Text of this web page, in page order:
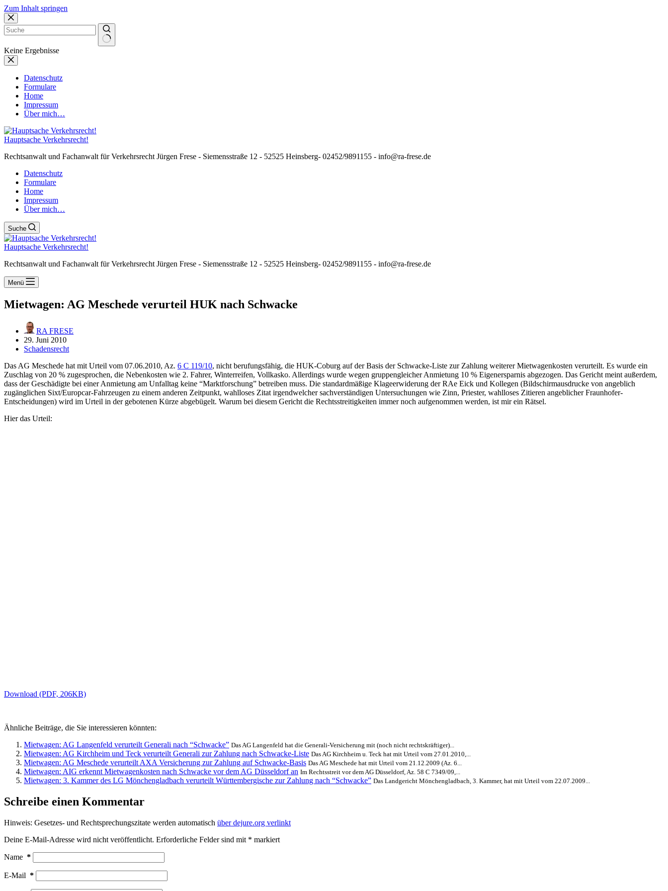
Zum Inhalt springen
Keine Ergebnisse
Datenschutz
Formulare
Home
Impressum
Über mich…
Hauptsache Verkehrsrecht!
Rechtsanwalt und Fachanwalt für Verkehrsrecht Jürgen Frese - Siemensstraße 12 - 52525 Heinsberg- 02452/9891155 - info@ra-frese.de
Datenschutz
Formulare
Home
Impressum
Über mich…
Suche
Hauptsache Verkehrsrecht!
Rechtsanwalt und Fachanwalt für Verkehrsrecht Jürgen Frese - Siemensstraße 12 - 52525 Heinsberg- 02452/9891155 - info@ra-frese.de
Menü
Mietwagen: AG Meschede verurteil HUK nach Schwacke
RA FRESE
29. Juni 2010
Schadensrecht
Das AG Meschede hat mit Urteil vom 07.06.2010, Az. 6 C 119/10, nicht berufungsfähig, die HUK-Coburg auf der Basis der Schwacke-Liste zur Zahlung weiterer Mietwagenkosten verurteilt. Es wurde ein
Zuschlag von 20 % zugesprochen, die Nebenkosten wie 2. Fahrer, Winterreifen, Vollkasko. Allerdings wurde wegen gruppengleicher Anmietung 10 % Eigenersparnis abgezogen. Das Gericht meint außerdem,
dass der Geschädigte bei einer Anmietung am Unfalltag keine “Marktforschung” betreiben muss. Die standardmäßige Klageerwiderung der RAe Eick und Kollegen (Bildschirmausdrucke von angeblich
zugänglichen Sixt/Europcar-Fahrzeugen zu einem anderen Zeitpunkt, wahlloses Zitat irgendwelcher sachverständigen Untersuchungen wie Zinn, Priester, wahlloses Zitieren angeblicher Fraunhofer-
Entscheidungen) wird im Urteil in der gebotenen Kürze abgebügelt. Warum bei diesem Gericht die Rechtsstreitigkeiten immer noch aufgenommen werden, ist mir ein Rätsel.
Hier das Urteil:
Download (PDF, 206KB)
Ähnliche Beiträge, die Sie interessieren könnten:
Mietwagen: AG Langenfeld verurteilt Generali nach “Schwacke” Das AG Langenfeld hat die Generali-Versicherung mit (noch nicht rechtskräftiger)...
Mietwagen: AG Kirchheim und Teck verurteilt Generali zur Zahlung nach Schwacke-Liste Das AG Kirchheim u. Teck hat mit Urteil vom 27.01.2010,...
Mietwagen: AG Meschede verurteilt AXA Versicherung zur Zahlung auf Schwacke-Basis Das AG Meschede hat mit Urteil vom 21.12.2009 (Az. 6...
Mietwagen: AIG erkennt Mietwagenkosten nach Schwacke vor dem AG Düsseldorf an Im Rechtsstreit vor dem AG Düsseldorf, Az. 58 C 7349/09,...
Mietwagen: 3. Kammer des LG Mönchengladbach verurteilt Württembergische zur Zahlung nach “Schwacke” Das Landgericht Mönchengladbach, 3. Kammer, hat mit Urteil vom 22.07.2009...
Schreibe einen Kommentar
Hinweis: Gesetzes- und Rechtsprechungszitate werden automatisch über dejure.org verlinkt
Deine E-Mail-Adresse wird nicht veröffentlicht. Erforderliche Felder sind mit * markiert
Name *
E-Mail *